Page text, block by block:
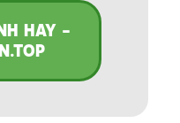
HAY -